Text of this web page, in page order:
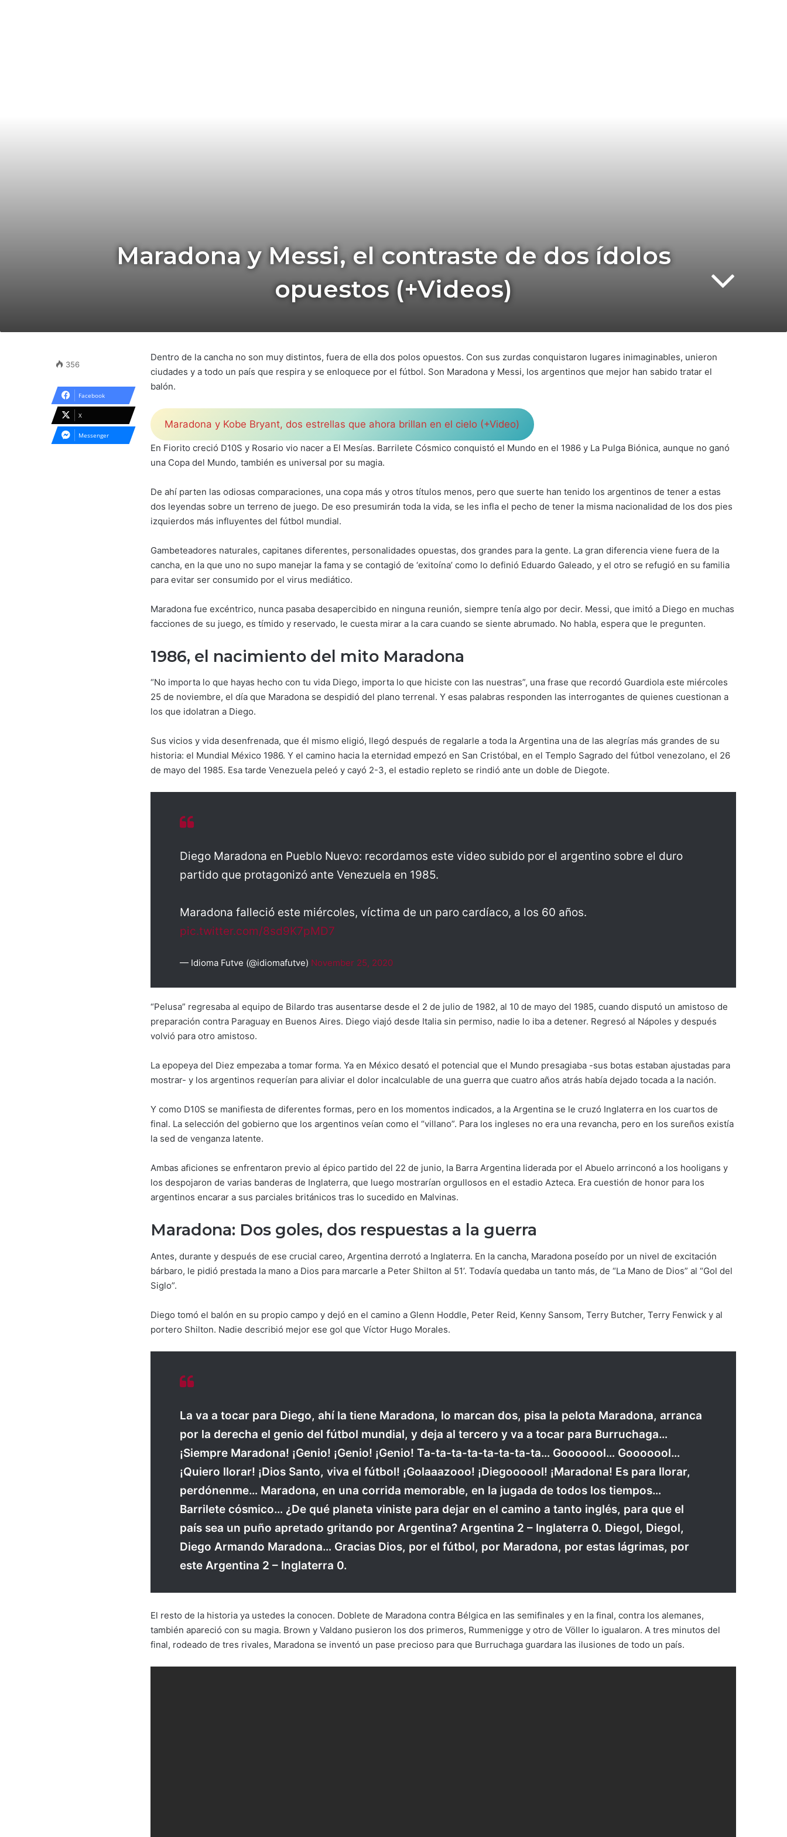
Maradona y Messi, el contraste de dos ídolos
opuestos (+Videos)
Dentro de la cancha no son muy distintos, fuera de ella dos polos opuestos. Con sus zurdas conquistaron lugares inimaginables, unieron
ciudades y a todo un país que respira y se enloquece por el fútbol. Son Maradona y Messi, los argentinos que mejor han sabido tratar el
balón.
Maradona y Kobe Bryant, dos estrellas que ahora brillan en el cielo (+Video)
En Fiorito creció D10S y Rosario vio nacer a El Mesías. Barrilete Cósmico conquistó el Mundo en el 1986 y La Pulga Biónica, aunque no ganó
una Copa del Mundo, también es universal por su magia.
De ahí parten las odiosas comparaciones, una copa más y otros títulos menos, pero que suerte han tenido los argentinos de tener a estas
dos leyendas sobre un terreno de juego. De eso presumirán toda la vida, se les infla el pecho de tener la misma nacionalidad de los dos pies
izquierdos más influyentes del fútbol mundial.
Gambeteadores naturales, capitanes diferentes, personalidades opuestas, dos grandes para la gente. La gran diferencia viene fuera de la
cancha, en la que uno no supo manejar la fama y se contagió de ‘exitoína’ como lo definió Eduardo Galeado, y el otro se refugió en su familia
para evitar ser consumido por el virus mediático.
Maradona fue excéntrico, nunca pasaba desapercibido en ninguna reunión, siempre tenía algo por decir. Messi, que imitó a Diego en muchas
facciones de su juego, es tímido y reservado, le cuesta mirar a la cara cuando se siente abrumado. No habla, espera que le pregunten.
1986, el nacimiento del mito Maradona
“No importa lo que hayas hecho con tu vida Diego, importa lo que hiciste con las nuestras”, una frase que recordó Guardiola este miércoles
25 de noviembre, el día que Maradona se despidió del plano terrenal. Y esas palabras responden las interrogantes de quienes cuestionan a
los que idolatran a Diego.
Sus vicios y vida desenfrenada, que él mismo eligió, llegó después de regalarle a toda la Argentina una de las alegrías más grandes de su
historia: el Mundial México 1986. Y el camino hacia la eternidad empezó en San Cristóbal, en el Templo Sagrado del fútbol venezolano, el 26
de mayo del 1985. Esa tarde Venezuela peleó y cayó 2-3, el estadio repleto se rindió ante un doble de Diegote.
Diego Maradona en Pueblo Nuevo: recordamos este video subido por el argentino sobre el duro
partido que protagonizó ante Venezuela en 1985.
Maradona falleció este miércoles, víctima de un paro cardíaco, a los 60 años.
pic.twitter.com/8sd9K7pMD7
— Idioma Futve (@idiomafutve) November 25, 2020
“Pelusa” regresaba al equipo de Bilardo tras ausentarse desde el 2 de julio de 1982, al 10 de mayo del 1985, cuando disputó un amistoso de
preparación contra Paraguay en Buenos Aires. Diego viajó desde Italia sin permiso, nadie lo iba a detener. Regresó al Nápoles y después
volvió para otro amistoso.
La epopeya del Diez empezaba a tomar forma. Ya en México desató el potencial que el Mundo presagiaba -sus botas estaban ajustadas para
mostrar- y los argentinos requerían para aliviar el dolor incalculable de una guerra que cuatro años atrás había dejado tocada a la nación.
Y como D10S se manifiesta de diferentes formas, pero en los momentos indicados, a la Argentina se le cruzó Inglaterra en los cuartos de
final. La selección del gobierno que los argentinos veían como el “villano”. Para los ingleses no era una revancha, pero en los sureños existía
la sed de venganza latente.
Ambas aficiones se enfrentaron previo al épico partido del 22 de junio, la Barra Argentina liderada por el Abuelo arrinconó a los hooligans y
los despojaron de varias banderas de Inglaterra, que luego mostrarían orgullosos en el estadio Azteca. Era cuestión de honor para los
argentinos encarar a sus parciales británicos tras lo sucedido en Malvinas.
Maradona: Dos goles, dos respuestas a la guerra
Antes, durante y después de ese crucial careo, Argentina derrotó a Inglaterra. En la cancha, Maradona poseído por un nivel de excitación
bárbaro, le pidió prestada la mano a Dios para marcarle a Peter Shilton al 51’. Todavía quedaba un tanto más, de “La Mano de Dios” al “Gol del
Siglo”.
Diego tomó el balón en su propio campo y dejó en el camino a Glenn Hoddle, Peter Reid, Kenny Sansom, Terry Butcher, Terry Fenwick y al
portero Shilton. Nadie describió mejor ese gol que Víctor Hugo Morales.
La va a tocar para Diego, ahí la tiene Maradona, lo marcan dos, pisa la pelota Maradona, arranca
por la derecha el genio del fútbol mundial, y deja al tercero y va a tocar para Burruchaga…
¡Siempre Maradona! ¡Genio! ¡Genio! ¡Genio! Ta-ta-ta-ta-ta-ta-ta-ta… Gooooool… Gooooool…
¡Quiero llorar! ¡Dios Santo, viva el fútbol! ¡Golaaazooo! ¡Diegoooool! ¡Maradona! Es para llorar,
perdónenme… Maradona, en una corrida memorable, en la jugada de todos los tiempos…
Barrilete cósmico… ¿De qué planeta viniste para dejar en el camino a tanto inglés, para que el
país sea un puño apretado gritando por Argentina? Argentina 2 – Inglaterra 0. Diegol, Diegol,
Diego Armando Maradona… Gracias Dios, por el fútbol, por Maradona, por estas lágrimas, por
este Argentina 2 – Inglaterra 0.
El resto de la historia ya ustedes la conocen. Doblete de Maradona contra Bélgica en las semifinales y en la final, contra los alemanes,
también apareció con su magia. Brown y Valdano pusieron los dos primeros, Rummenigge y otro de Völler lo igualaron. A tres minutos del
final, rodeado de tres rivales, Maradona se inventó un pase precioso para que Burruchaga guardara las ilusiones de todo un país.
356
Facebook
X
Messenger